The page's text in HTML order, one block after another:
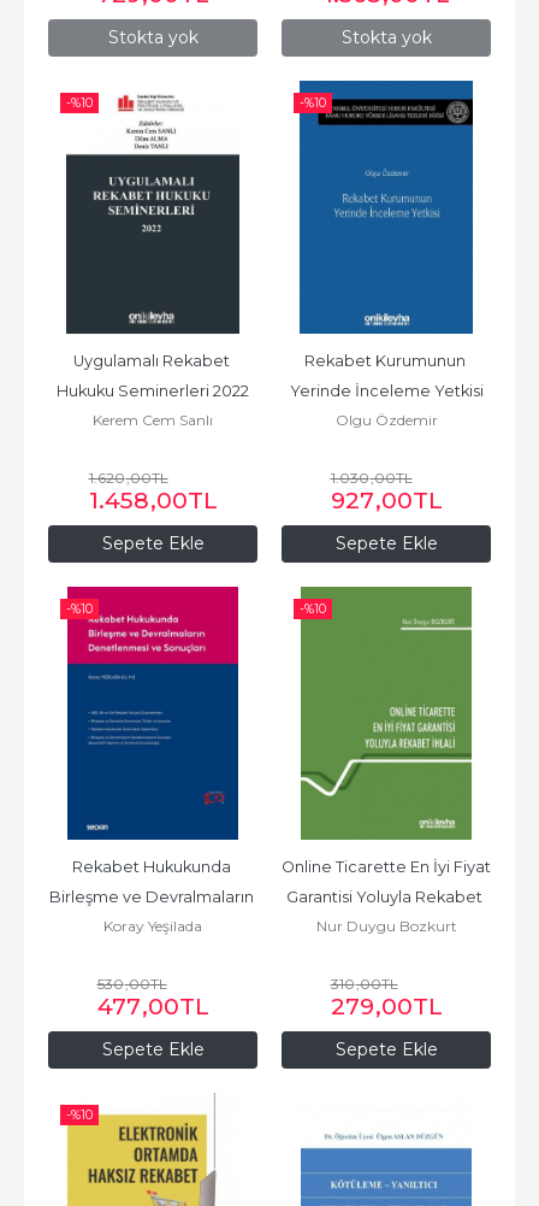
Stokta yok Stokta yok
-%10
Sepete Ekle
Uygulamalı Rekabet
Hukuku Seminerleri 2022
Kerem Cem Sanlı
1.620,00TL
1.458,00TL
-%10
Sepete Ekle
Rekabet Kurumunun
Yerinde İnceleme Yetkisi
Olgu Özdemir
1.030,00TL
927,00TL
-%10
Sepete Ekle
Rekabet Hukukunda
Birleşme ve Devralmaların
Denetlenmesi ve
Koray Yeşilada
530,00TL
477,00TL
-%10
Sepete Ekle
Online Ticarette En İyi Fiyat
Garantisi Yoluyla Rekabet
İhlali
Nur Duygu Bozkurt
310,00TL
279,00TL
-%10